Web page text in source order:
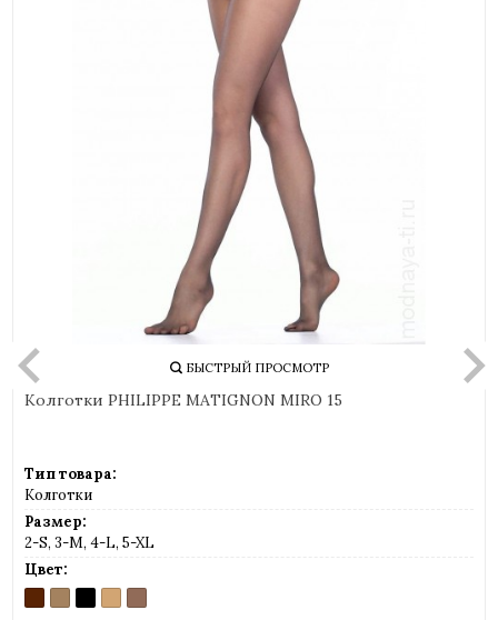
БЫСТРЫЙ ПРОСМОТР
Колготки PHILIPPE MATIGNON MIRO 15
Тип товара:
Колготки
Размер:
2-S, 3-M, 4-L, 5-XL
Цвет:
CAPPUCCINO
(шоколад)
COGNAC
(легкий
NERO
(черный)
PLAYA
(светло-
THE
(легкий